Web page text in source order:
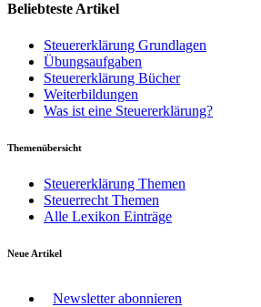
Beliebteste Artikel
Steuererklärung Grundlagen
Übungsaufgaben
Steuererklärung Bücher
Weiterbildungen
Was ist eine Steuererklärung?
Themenübersicht
Steuererklärung Themen
Steuerrecht Themen
Alle Lexikon Einträge
Neue Artikel
Newsletter abonnieren